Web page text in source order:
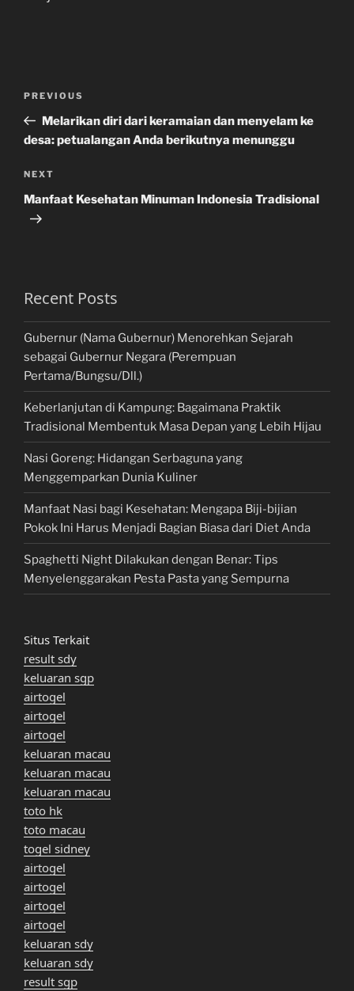
Previous
Post
PREVIOUS
Melarikan diri dari keramaian dan menyelam ke
desa: petualangan Anda berikutnya menunggu
Next
Post
NEXT
Manfaat Kesehatan Minuman Indonesia Tradisional
Recent Posts
Gubernur (Nama Gubernur) Menorehkan Sejarah
sebagai Gubernur Negara (Perempuan
Pertama/Bungsu/Dll.)
Keberlanjutan di Kampung: Bagaimana Praktik
Tradisional Membentuk Masa Depan yang Lebih Hijau
Nasi Goreng: Hidangan Serbaguna yang
Menggemparkan Dunia Kuliner
Manfaat Nasi bagi Kesehatan: Mengapa Biji-bijian
Pokok Ini Harus Menjadi Bagian Biasa dari Diet Anda
Spaghetti Night Dilakukan dengan Benar: Tips
Menyelenggarakan Pesta Pasta yang Sempurna
Situs Terkait
result sdy
keluaran sgp
airtogel
airtogel
airtogel
keluaran macau
keluaran macau
keluaran macau
toto hk
toto macau
togel sidney
airtogel
airtogel
airtogel
airtogel
keluaran sdy
keluaran sdy
result sgp